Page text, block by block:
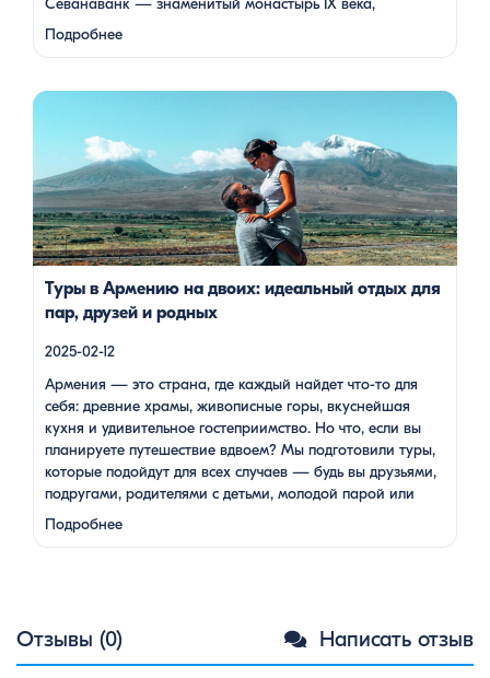
Севанаванк — знаменитый монастырь IX века,
расположенный на полуострове, а также Айраванк,
который менее известен, но не менее …
Подробнее
Армения — это страна, где каждый найдет что-то для себя:
удивительное гостеприимство. Но что, если вы планируете
путешествие вдвоем? Мы подготовили туры, которые
подойдут для всех случаев — будь вы друзьями, подругами,
родителями с детьми, молодой парой или супругами в
возрасте. Какой тур выбрать для путешествия вдвоем? 1. […]
Туры в Армению на двоих: идеальный отдых для
пар, друзей и родных
2025-02-12
Армения — это страна, где каждый найдет что-то для
себя: древние храмы, живописные горы, вкуснейшая
кухня и удивительное гостеприимство. Но что, если вы
планируете путешествие вдвоем? Мы подготовили туры,
которые подойдут для всех случаев — будь вы друзьями,
подругами, родителями с детьми, молодой парой или
супругами в возрасте. Какой тур выбрать для
путешествия вдвоем? 1. …
Подробнее
Отзывы (0) Написать отзыв